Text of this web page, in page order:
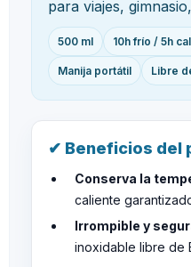
para viajes,
500 ml 10h frío / 5h
Manija portátil Libre
✔ Beneficios del
Conserva la
caliente
Irrompible y
inoxidable libre de